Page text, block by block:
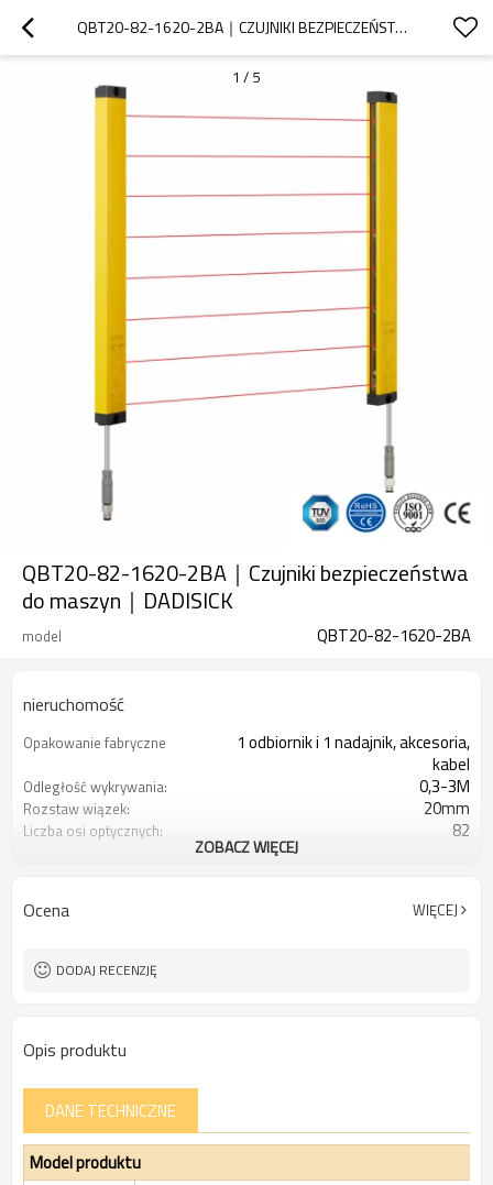
QBT20-82-1620-2BA｜CZUJNIKI BEZPIECZEŃSTWA DO MASZYN｜DADISICK
1 / 5
QBT20-82-1620-2BA｜Czujniki bezpieczeństwa
do maszyn｜DADISICK
model QBT20-82-1620-2BA
nieruchomość
Opakowanie fabryczne
1 odbiornik i 1 nadajnik, akcesoria,
kabel
Odległość wykrywania: 0,3-3M
Rozstaw wiązek: 20mm
Liczba osi optycznych: 82
Wtyczka interfejsu Wyposażony w złącze M8
ZOBACZ WIĘCEJ
Ocena WIĘCEJ
DODAJ RECENZJĘ
Opis produktu
DANE TECHNICZNE
Model produktu